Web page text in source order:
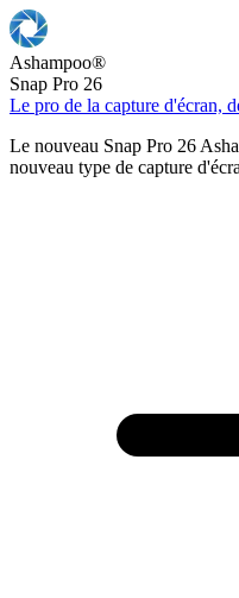
Ashampoo®
Snap Pro 26
Le pro de la capture d'écran,
Le nouveau Snap Pro 26
nouveau type de capture